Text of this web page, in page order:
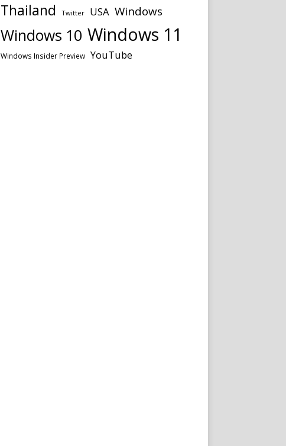
Thailand Twitter USA Windows
Windows 10 Windows 11
Windows Insider Preview YouTube